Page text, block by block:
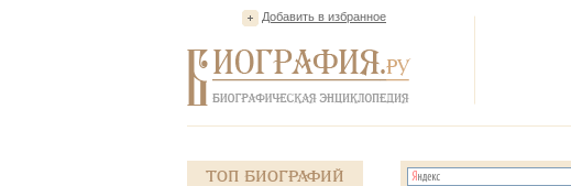
Добавить в избранное
Топ Биографий